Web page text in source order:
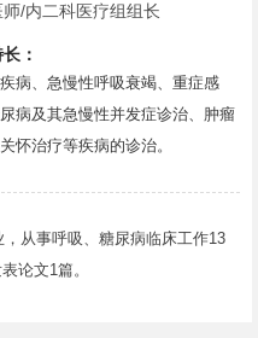
师/内二科医疗组组长
：
病、急慢性呼吸衰竭、重症感
病及其急慢性并发症诊治、肿瘤
怀治疗等疾病的诊治。
从事呼吸、糖尿病临床工作13
论文1篇。